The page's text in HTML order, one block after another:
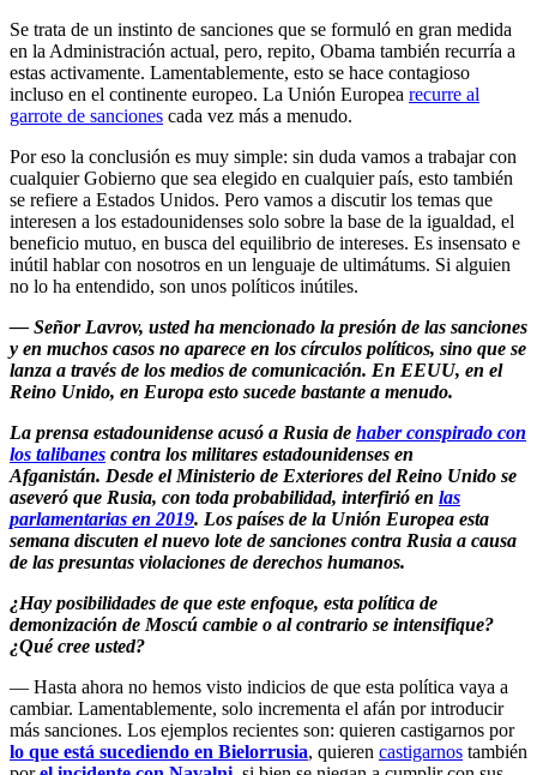
Se trata de un instinto de sanciones que se formuló en gran medida
en la Administración actual, pero, repito, Obama también recurría a
estas activamente. Lamentablemente, esto se hace contagioso
incluso en el continente europeo. La Unión Europea recurre al
garrote de sanciones cada vez más a menudo.
Por eso la conclusión es muy simple: sin duda vamos a trabajar con
cualquier Gobierno que sea elegido en cualquier país, esto también
se refiere a Estados Unidos. Pero vamos a discutir los temas que
interesen a los estadounidenses solo sobre la base de la igualdad, el
beneficio mutuo, en busca del equilibrio de intereses. Es insensato e
inútil hablar con nosotros en un lenguaje de ultimátums. Si alguien
no lo ha entendido, son unos políticos inútiles.
— Señor Lavrov, usted ha mencionado la presión de las sanciones
y en muchos casos no aparece en los círculos políticos, sino que se
lanza a través de los medios de comunicación. En EEUU, en el
Reino Unido, en Europa esto sucede bastante a menudo.
La prensa estadounidense acusó a Rusia de haber conspirado con
los talibanes contra los militares estadounidenses en
Afganistán. Desde el Ministerio de Exteriores del Reino Unido se
aseveró que Rusia, con toda probabilidad, interfirió en las
parlamentarias en 2019. Los países de la Unión Europea esta
semana discuten el nuevo lote de sanciones contra Rusia a causa
de las presuntas violaciones de derechos humanos.
¿Hay posibilidades de que este enfoque, esta política de
demonización de Moscú cambie o al contrario se intensifique?
¿Qué cree usted?
— Hasta ahora no hemos visto indicios de que esta política vaya a
cambiar. Lamentablemente, solo incrementa el afán por introducir
más sanciones. Los ejemplos recientes son: quieren castigarnos por
lo que está sucediendo en Bielorrusia, quieren castigarnos también